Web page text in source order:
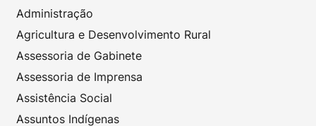
Administração
Agricultura e Desenvolvimento Rural
Assessoria de Gabinete
Assessoria de Imprensa
Assistência Social
Assuntos Indígenas